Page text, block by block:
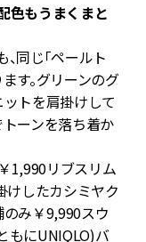
色もうまくまと
同じ「ペールト
す。グリーンのグ
トを肩掛けして
ーンを落ち着か
1,990リブスリム
けしたカシミヤク
み￥9,990スウ
もにUNIQLO)バ